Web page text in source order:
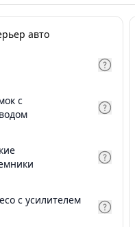
авто
с
с усилителем